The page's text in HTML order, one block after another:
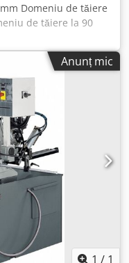
Domeniu de tăiere
de tăiere la 90
de tăiere la 45 grade:
la 45 grade: rotund
pătrat 250 x 250
170 x 170 mm
170 x 170 mm
la 60 grade:
/ 80 m/min
0,9 mm Greutate
banzic robust
pivotantă mare, cu
45° dreapta până la
de tăiere * cu
la sfârșitul
- 2 viteze ale
din carbură - 1x
- Perie rotativă
Anunț mic
1 / 1